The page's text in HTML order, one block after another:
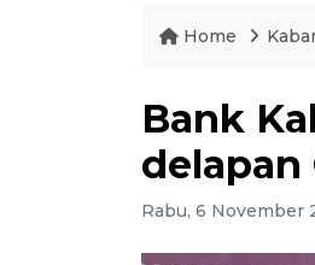
Home
Bank
delapan
Rabu, 6 November